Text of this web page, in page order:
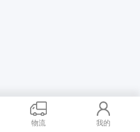
物流 我的